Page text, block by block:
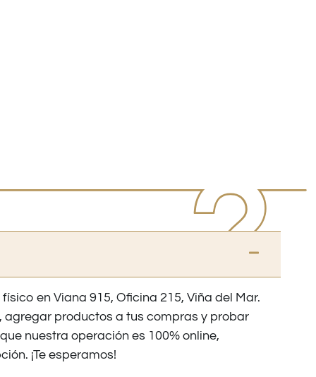
en Viana 915, Oficina 215, Viña del Mar.
agregar productos a tus compras y probar
nuestra operación es 100% online,
¡Te esperamos!